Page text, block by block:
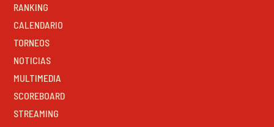
RANKING
CALENDARIO
TORNEOS
NOTICIAS
MULTIMEDIA
SCOREBOARD
STREAMING